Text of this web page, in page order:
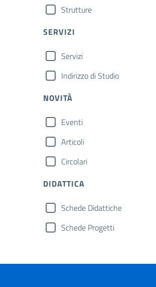
Strutture
SERVIZI
Servizi
Indirizzo di Studio
NOVITÀ
Eventi
Articoli
Circolari
DIDATTICA
Schede Didattiche
Schede Progetti